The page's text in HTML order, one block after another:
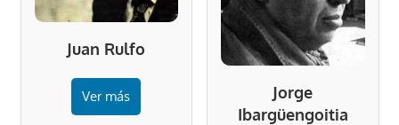
Juan Rulfo
Ver más
Jorge
Ibargüengoitia